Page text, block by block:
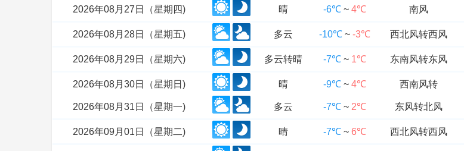
2026年08月27日（星期四) 晴 -6℃~ 4℃ 南风
2026年08月28日（星期五) 多云 -10℃~ -3℃ 西北风转西风
2026年08月29日（星期六) 多云转晴 -7℃~ 1℃ 东南风转东风
2026年08月30日（星期日) 晴 -9℃~ 4℃ 西南风转
2026年08月31日（星期一) 多云 -7℃~ 2℃ 东风转北风
2026年09月01日（星期二) 晴 -7℃~ 6℃ 西北风转西风